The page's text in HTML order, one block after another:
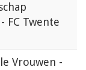
FC Twente
Vrouwen -